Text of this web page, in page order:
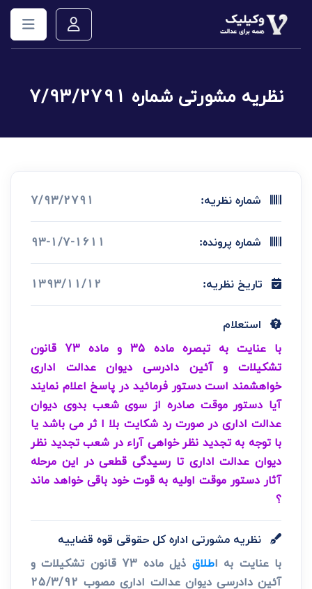
نظریه مشورتی شماره 7/93/2791
شماره نظریه: 7/93/2791
شماره پرونده: 93-1/7-1611
تاریخ نظریه: 1393/11/12
استعلام
با عنایت به تبصره ماده 35 و ماده 73 قانون
تشکیلات و آئین دادرسی دیوان عدالت اداری
خواهشمند است دستور فرمائید در پاسخ اعلام نمایند
آیا دستور موقت صادره از سوی شعب بدوی دیوان
عدالت اداری در صورت رد شکایت بلا ا ثر می باشد یا
با توجه به تجدید نظر خواهی آراء در شعب تجدید نظر
دیوان عدالت اداری تا رسیدگی قطعی در این مرحله
آثار دستور موقت اولیه به قوت خود باقی خواهد ماند
؟
نظریه مشورتی اداره کل حقوقی قوه قضاییه
با عنایت به اطلاق
ذیل ماده 73 قانون تشکیلات و
آئین دادرسی دیوان عدالت اداری مصوب 25/3/92